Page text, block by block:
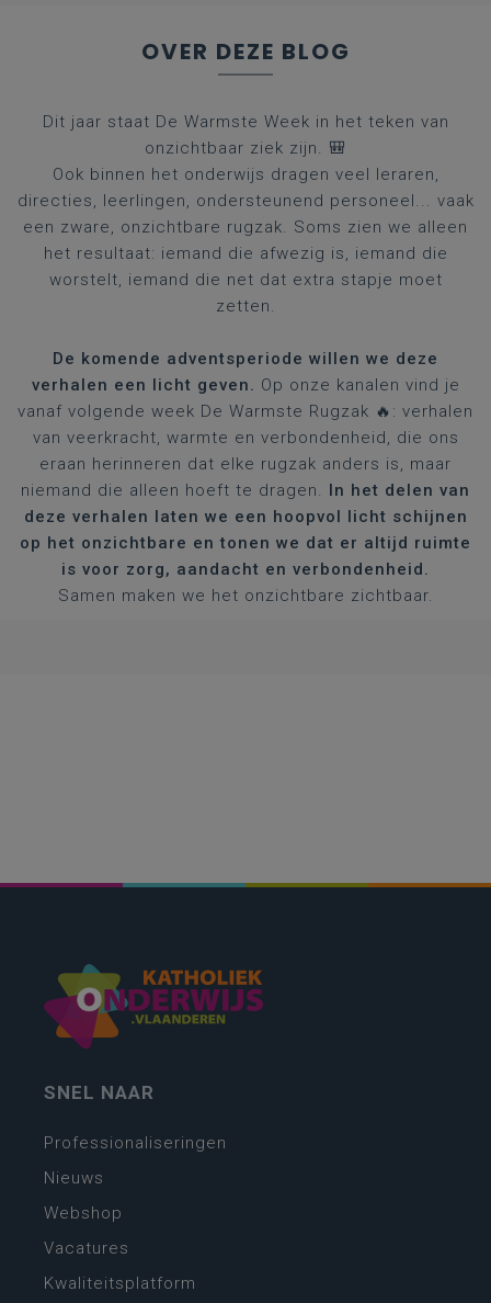
OVER DEZE BLOG
Dit jaar staat De Warmste Week in het teken van
onzichtbaar ziek zijn. 🎒
Ook binnen het onderwijs dragen veel leraren,
directies, leerlingen, ondersteunend personeel... vaak
een zware, onzichtbare rugzak. Soms zien we alleen
het resultaat: iemand die afwezig is, iemand die
worstelt, iemand die net dat extra stapje moet
zetten.
De komende adventsperiode willen we deze
verhalen een licht geven. Op onze kanalen vind je
vanaf volgende week De Warmste Rugzak 🔥: verhalen
van veerkracht, warmte en verbondenheid, die ons
eraan herinneren dat elke rugzak anders is, maar
niemand die alleen hoeft te dragen. In het delen van
deze verhalen laten we een hoopvol licht schijnen
op het onzichtbare en tonen we dat er altijd ruimte
is voor zorg, aandacht en verbondenheid.
Samen maken we het onzichtbare zichtbaar.
SNEL NAAR
Professionaliseringen
Nieuws
Webshop
Vacatures
Kwaliteitsplatform